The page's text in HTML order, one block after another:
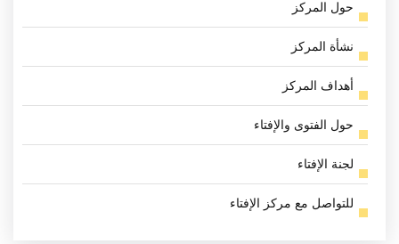
حول المركز
نشأة المركز
أهداف المركز
حول الفتوى والإفتاء
لجنة الإفتاء
للتواصل مع مركز الإفتاء